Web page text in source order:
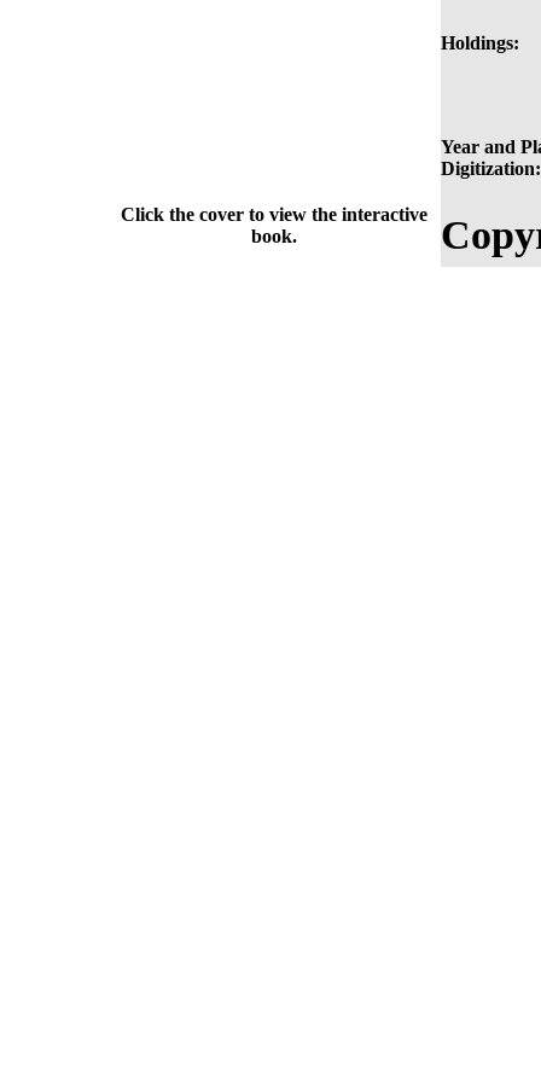
Holdings:
Year and
Digitization:
Click the cover to view the interactive
book.